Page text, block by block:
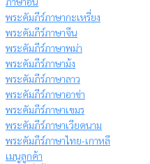
พระคัมภีร์ภาษากะเหรี่ยง
พระคัมภีร์ภาษาจีน
พระคัมภีร์ภาษาพม่า
พระคัมภีร์ภาษาม้ง
พระคัมภีร์ภาษาลาว
พระคัมภีร์ภาษาอาข่า
พระคัมภีร์ภาษาเขมร
พระคัมภีร์ภาษาเวียดนาม
พระคัมภีร์ภาษาไทย-เกาหลี
เมนูลูกค้า